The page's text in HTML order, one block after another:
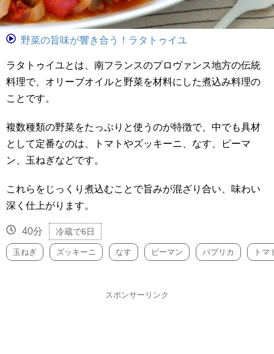
野菜の旨味が響き合う！ラタトゥイユ
ラタトゥイユとは、南フランスのプロヴァンス地方の伝統
料理で、オリーブオイルと野菜を材料にした煮込み料理の
ことです。
複数種類の野菜をたっぷりと使うのが特徴で、中でも具材
として定番なのは、トマトやズッキーニ、なす、ピーマ
ン、玉ねぎなどです。
これらをじっくり煮込むことで旨みが混ざり合い、味わい
深く仕上がります。
40分 冷蔵で6日
玉ねぎ ズッキーニ なす ピーマン パプリカ トマ
スポンサーリンク